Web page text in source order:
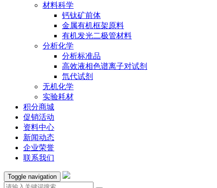
材料科学
钙钛矿前体
金属有机框架原料
有机发光二极管材料
分析化学
分析标准品
高效液相色谱离子对试剂
氘代试剂
无机化学
实验耗材
积分商城
促销活动
资料中心
新闻动态
企业荣誉
联系我们
Toggle navigation